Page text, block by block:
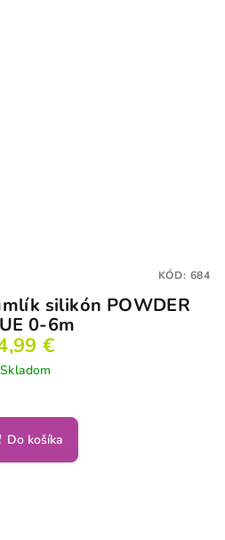
silikón POWDER
0-6m
€
Skladom
Do košíka
KÓD: 684